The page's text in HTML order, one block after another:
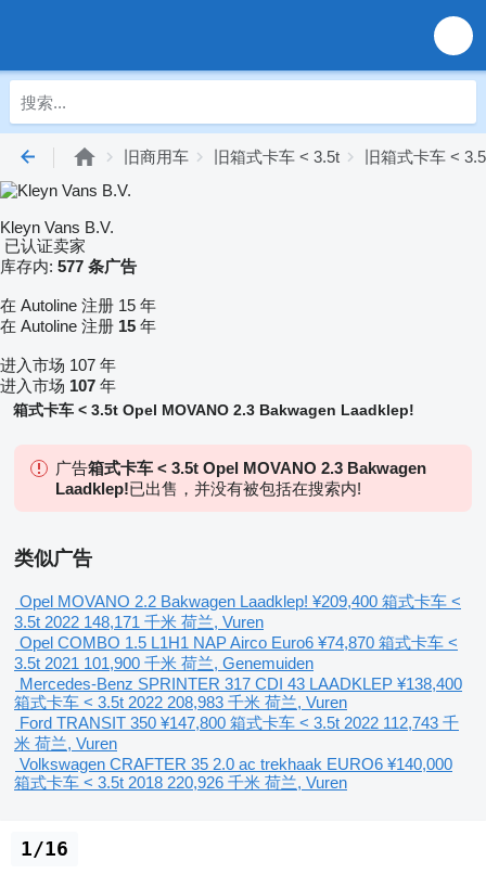
旧商用车 旧箱式卡车 < 3.5t 旧箱式卡车 <
Kleyn Vans B.V.
已认证卖家
库存内: 577 条广告
在 Autoline 注册 15 年
在 Autoline 注册 15 年
进入市场 107 年
进入市场 107 年
箱式卡车 < 3.5t Opel MOVANO 2.3 Bakwagen Laadklep!
广告箱式卡车 < 3.5t Opel MOVANO 2.3 Bakwagen
Laadklep!已出售，并没有被包括在搜索内!
类似广告
Opel MOVANO 2.2 Bakwagen Laadklep! ¥209,400 箱式卡车 <
3.5t 2022 148,171 千米 荷兰, Vuren
Opel COMBO 1.5 L1H1 NAP Airco Euro6 ¥74,870 箱式卡车 <
3.5t 2021 101,900 千米 荷兰, Genemuiden
Mercedes-Benz SPRINTER 317 CDI 43 LAADKLEP ¥138,400
箱式卡车 < 3.5t 2022 208,983 千米 荷兰, Vuren
Ford TRANSIT 350 ¥147,800 箱式卡车 < 3.5t 2022 112,743 千
米 荷兰, Vuren
Volkswagen CRAFTER 35 2.0 ac trekhaak EURO6 ¥140,000
箱式卡车 < 3.5t 2018 220,926 千米 荷兰, Vuren
1/16